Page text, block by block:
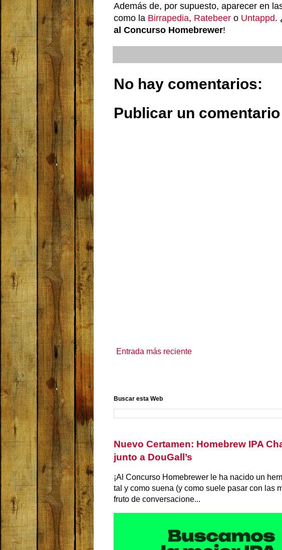
Además de, por supuesto, aparecer en
como la Birrapedia, Ratebeer o Untappd.
al Concurso Homebrewer!
No hay comentarios:
Publicar un comentario
Entrada más reciente
Buscar esta Web
Nuevo Certamen: Homebrew IPA
junto a DouGall’s
¡Al Concurso Homebrewer le ha nacido un
tal y como suena (y como suele pasar con las
fruto de conversacione...